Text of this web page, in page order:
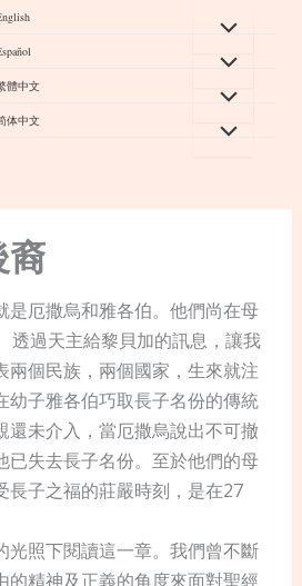
體中文
体中文
裔
是厄撒烏和雅各伯。他們尚在母
透過天主給黎貝加的訊息，讓我
兩個民族，兩個國家，生來就注
幼子雅各伯巧取長子名份的傳統
還未介入，當厄撒烏說出不可撤
已失去長子名份。至於他們的母
長子之福的莊嚴時刻，是在27
光照下閱讀這一章。我們曾不斷
的精神及正義的角度來面對聖經